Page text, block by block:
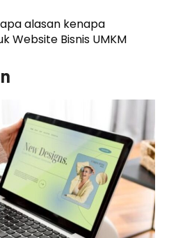
alasan kenapa
Website Bisnis UMKM